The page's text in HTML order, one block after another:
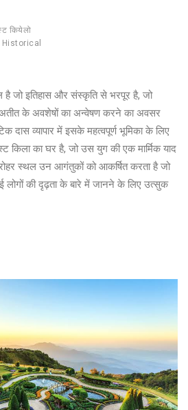
कियेलो
Historical
है जो इतिहास और संस्कृति से भरपूर है, जो
के अवशेषों का अन्वेषण करने का अवसर
दास व्यापार में इसके महत्वपूर्ण भूमिका के लिए
किला का घर है, जो उस युग की एक मार्मिक याद
स्थल उन आगंतुकों को आकर्षित करता है जो
की दृढ़ता के बारे में जानने के लिए उत्सुक